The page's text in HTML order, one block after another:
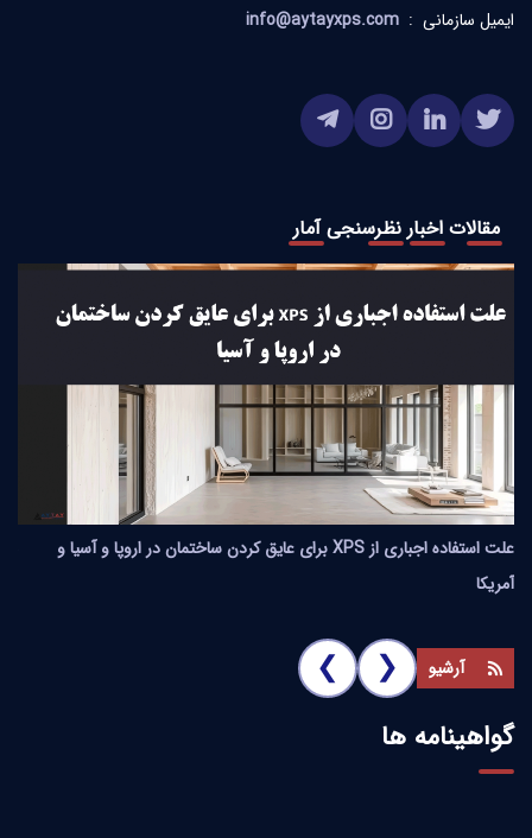
ایمیل سازمانی : info@aytayxps.com
مقالات اخبارنظرسنجیآمار
علت استفاده اجباری از XPS برای عایق کردن ساختمان در اروپا و آسیا و
آمریکا
آرشیو ❮
❮
گواهینامه ها